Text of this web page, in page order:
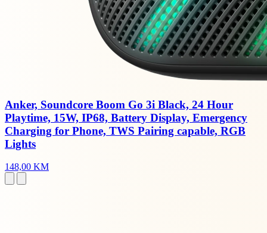
Anker, Soundcore Boom Go 3i Black, 24 Hour
Playtime, 15W, IP68, Battery Display, Emergency
Charging for Phone, TWS Pairing capable, RGB
Lights
148,00 KM